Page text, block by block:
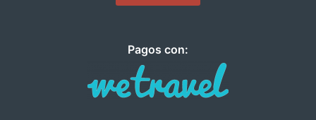
Pagos con: